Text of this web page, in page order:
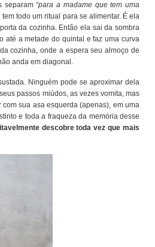
separam “para a madame que tem uma
todo um ritual para se alimentar. É ela
da cozinha. Então ela sai da sombra
até a metade do quintal e faz uma curva
cozinha, onde a espera seu almoço de
anda em diagonal.
Ninguém pode se aproximar dela
passos miúdos, as vezes vomita, mas
sua asa esquerda (apenas), em uma
e toda a fraqueza da memória desse
descobre toda vez que mais